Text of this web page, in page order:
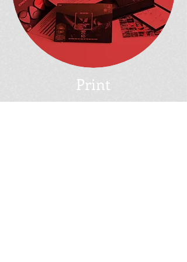
Print